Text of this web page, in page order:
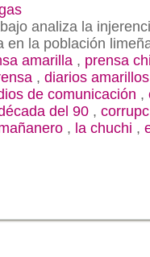
analiza la
en la población
amarilla , prensa
, diarios amarillos
de comunicación ,
del 90 ,
, la chuchi ,